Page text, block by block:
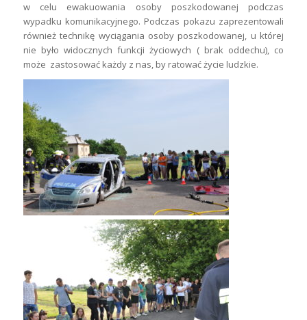
w celu ewakuowania osoby poszkodowanej podczas
wypadku komunikacyjnego. Podczas pokazu zaprezentowali
również technikę wyciągania osoby poszkodowanej, u której
nie było widocznych funkcji życiowych ( brak oddechu), co
może zastosować każdy z nas, by ratować życie ludzkie.